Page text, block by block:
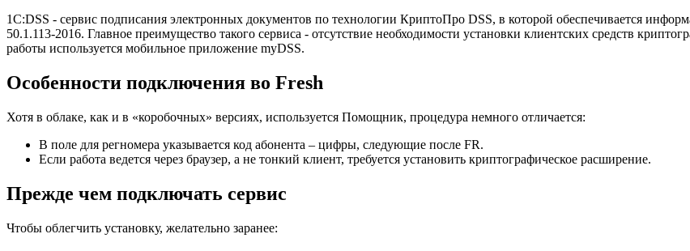
1C:DSS - сервис подписания электронных документов по технологии КриптоПро DSS, в которой обеспечивается
50.1.113-2016. Главное преимущество такого сервиса - отсутствие необходимости установки клиентских средств
работы используется мобильное приложение myDSS.
Особенности подключения во Fresh
Хотя в облаке, как и в «коробочных» версиях, используется Помощник, процедура немного отличается:
В поле для регномера указывается код абонента – цифры, следующие после FR.
Если работа ведется через браузер, а не тонкий клиент, требуется установить криптографическое расширение.
Прежде чем подключать сервис
Чтобы облегчить установку, желательно заранее: